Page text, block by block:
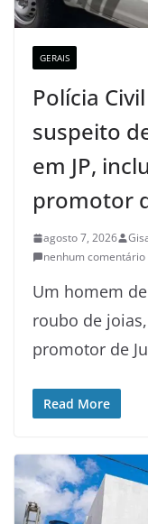
GERAIS
Polícia
suspeito
em JP,
promotor
agosto 7, 2026
nenhum comentário
Um homem
roubo de
promotor de
Read More